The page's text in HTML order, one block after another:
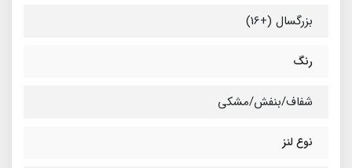
بزرگسال (+16)
رنگ
شفاف/بنفش/مشکی
نوع لنز